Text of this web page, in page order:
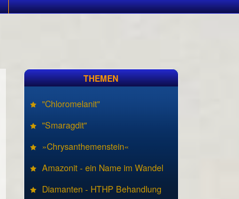
THEMEN
"Chloromelanit"
"Smaragdit"
»Chrysanthemenstein«
Amazonit - ein Name im Wandel
Diamanten - HTHP Behandlung